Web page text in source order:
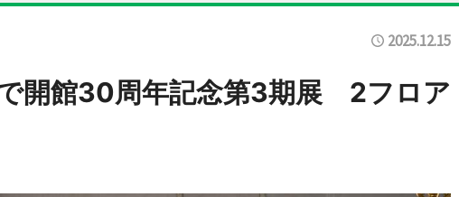
2025.12.15
開館30周年記念第3期展 2フロア